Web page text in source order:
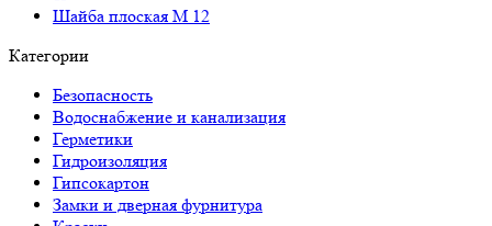
Шайба плоская М 12
Категории
Безопасность
Водоснабжение и канализация
Герметики
Гидроизоляция
Гипсокартон
Замки и дверная фурнитура